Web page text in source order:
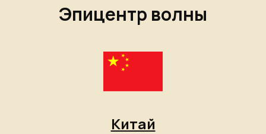
Эпицентр волны
Китай